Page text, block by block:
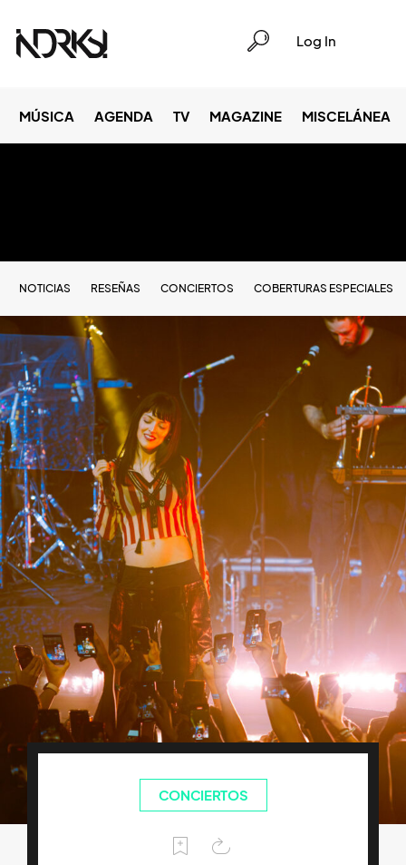
Log In
MÚSICA AGENDA TV MAGAZINE MISCELÁNEA
NOTICIAS RESEÑAS CONCIERTOS COBERTURAS ESPECIALES
CONCIERTOS